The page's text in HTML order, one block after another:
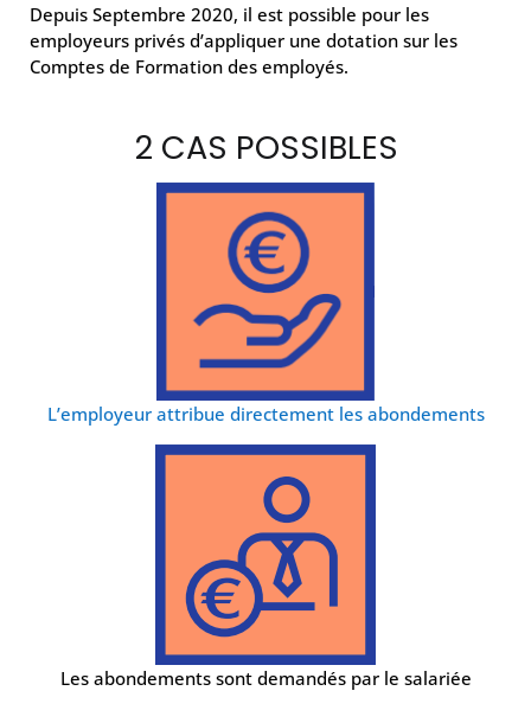
Depuis Septembre 2020, il est possible pour les
employeurs privés d’appliquer une dotation sur les
Comptes de Formation des employés.
2 CAS POSSIBLES
L’employeur attribue directement les abondements
Les abondements sont demandés par le salariée